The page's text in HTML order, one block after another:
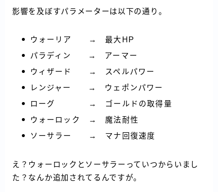
影響を及ぼすパラメーターは以下の通り。
ウォーリア → 最大HP
パラディン → アーマー
ウィザード → スペルパワー
レンジャー → ウェポンパワー
ローグ → ゴールドの取得量
ウォーロック → 魔法耐性
ソーサラー → マナ回復速度
え？ウォーロックとソーサラーっていつからいまし
た？なんか追加されてるんですが。